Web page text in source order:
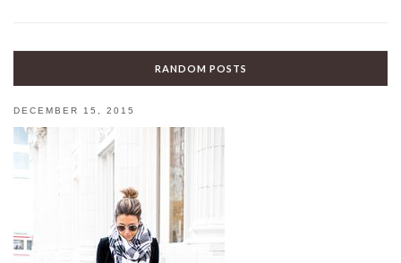
RANDOM POSTS
DECEMBER 15, 2015